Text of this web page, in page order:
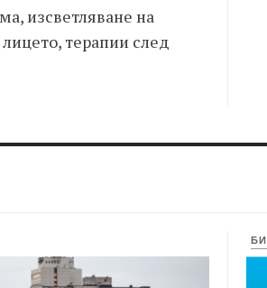
изсветляване на
терапии след